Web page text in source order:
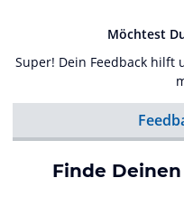
Möchtest
Super! Dein Feedback hilft
Finde